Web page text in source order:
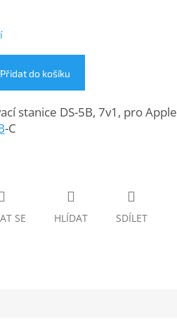
Přidat do košíku
stanice DS-5B, 7v1, pro Apple
-C
SE HLÍDAT SDÍLET